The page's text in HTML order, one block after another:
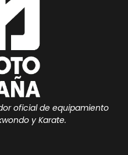
oficial de equipamiento
y Karate.